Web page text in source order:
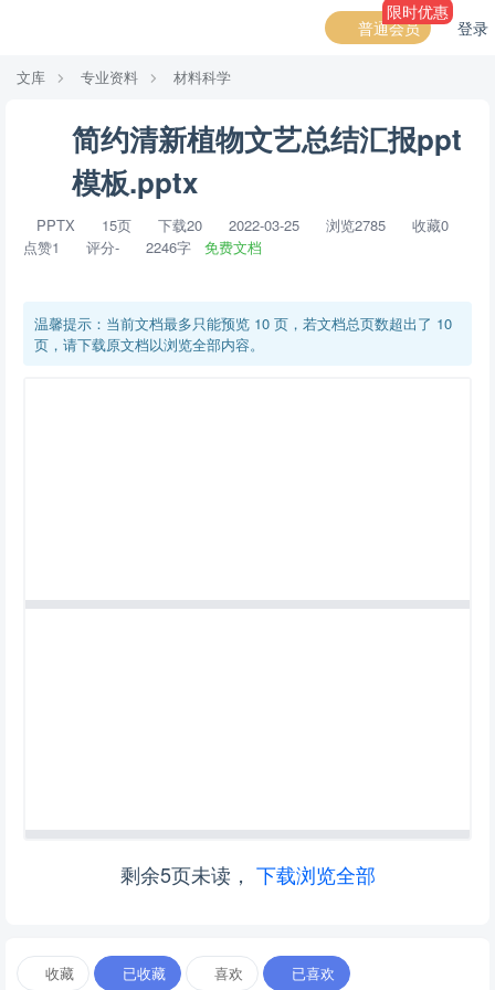
普通会员
限时优惠
登录
文库 专业资料 材料科学
简约清新植物文艺总结汇报ppt
模板.pptx
PPTX 15页 下载20 2022-03-25 浏览2785
收藏0
点赞1
评分- 2246字 免费文档
温馨提示：当前文档最多只能预览 10 页，若文档总页数超出了 10
页，请下载原文档以浏览全部内容。
剩余5页未读， 下载浏览全部
收藏 已收藏 喜欢 已喜欢